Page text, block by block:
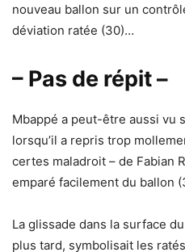
nouveau ballon sur un
déviation ratée (30)…
– Pas de répit –
Mbappé a peut-être aussi vu
lorsqu’il a repris trop
certes maladroit – de Fabian
emparé facilement du ballon
La glissade dans la surface
plus tard, symbolisait les